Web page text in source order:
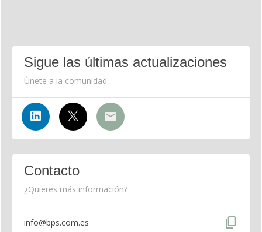
Sigue las últimas actualizaciones
Únete a la comunidad
Contacto
¿Quieres más información?
info@bps.com.es content_copy